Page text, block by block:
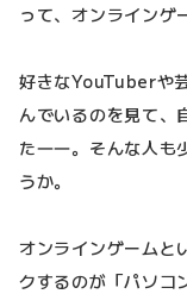
って、オンラインゲ
好きなYouTuberや
んでいるのを見て、
た――。そんな人も
うか。
オンラインゲームと
クするのが「パソコ